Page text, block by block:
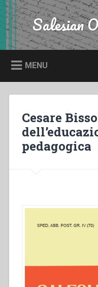
Skip
to
content
Search Salesian
MENU
Cesare
pedagogica